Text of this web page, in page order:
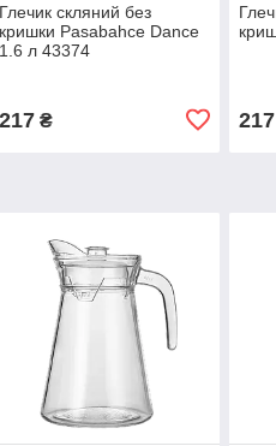
Глечик скляний без
кришки Pasabahce Dance
1.6 л 43374
217₴ 217